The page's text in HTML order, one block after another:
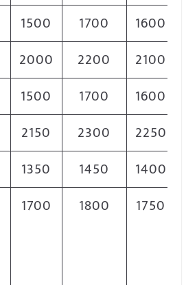
1500 1700
1600
2000 2200
2100
1500 1700
1600
2150 2300
2250
1350 1450
1400
1700 1800 1750